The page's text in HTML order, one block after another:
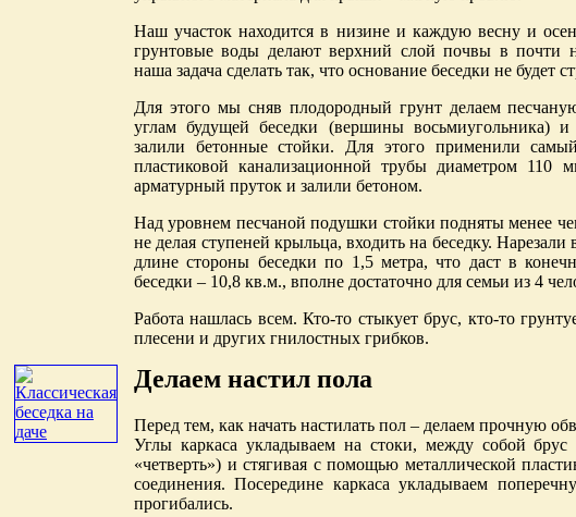
Наш участок находится в низине и каждую весну и
грунтовые воды делают верхний слой почвы в почти
наша задача сделать так, что основание беседки не будет
Для этого мы сняв плодородный грунт делаем
углам будущей беседки (вершины восьмиугольника)
залили бетонные стойки. Для этого применили
пластиковой канализационной трубы диаметром
арматурный пруток и залили бетоном.
Над уровнем песчаной подушки стойки подняты менее
не делая ступеней крыльца, входить на беседку. Нарезали
длине стороны беседки по 1,5 метра, что даст в
беседки – 10,8 кв.м., вполне достаточно для семьи из 4
Работа нашлась всем. Кто-то стыкует брус, кто-то
плесени и других гнилостных грибков.
Делаем настил пола
Перед тем, как начать настилать пол – делаем прочную
Углы каркаса укладываем на стоки, между собой
«четверть») и стягивая с помощью металлической
соединения. Посередине каркаса укладываем
прогибались.